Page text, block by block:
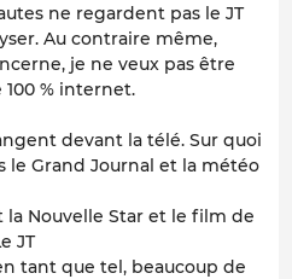
ne regardent pas le JT
Au contraire même,
je ne veux pas être
% internet.
devant la télé. Sur quoi
le Grand Journal et la météo
la Nouvelle Star et le film de
JT
tant que tel, beaucoup de